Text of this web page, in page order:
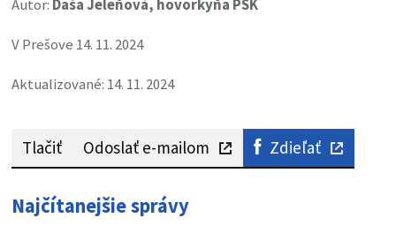
Autor: Daša Jeleňová, hovorkyňa PSK
V Prešove 14. 11. 2024
Aktualizované: 14. 11. 2024
Tlačiť Odoslať e-mailom Zdieľať
Najčítanejšie správy